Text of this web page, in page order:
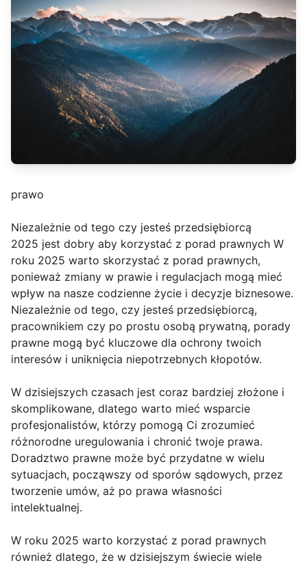
prawo
Niezależnie od tego czy jesteś przedsiębiorcą
2025 jest dobry aby korzystać z porad prawnych W
roku 2025 warto skorzystać z porad prawnych,
ponieważ zmiany w prawie i regulacjach mogą mieć
wpływ na nasze codzienne życie i decyzje biznesowe.
Niezależnie od tego, czy jesteś przedsiębiorcą,
pracownikiem czy po prostu osobą prywatną, porady
prawne mogą być kluczowe dla ochrony twoich
interesów i uniknięcia niepotrzebnych kłopotów.
W dzisiejszych czasach jest coraz bardziej złożone i
skomplikowane, dlatego warto mieć wsparcie
profesjonalistów, którzy pomogą Ci zrozumieć
różnorodne uregulowania i chronić twoje prawa.
Doradztwo prawne może być przydatne w wielu
sytuacjach, począwszy od sporów sądowych, przez
tworzenie umów, aż po prawa własności
intelektualnej.
W roku 2025 warto korzystać z porad prawnych
również dlatego, że w dzisiejszym świecie wiele